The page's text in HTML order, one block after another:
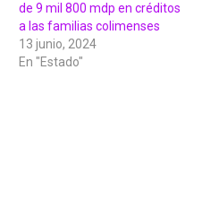
de 9 mil 800 mdp en créditos
a las familias colimenses
13 junio, 2024
En "Estado"